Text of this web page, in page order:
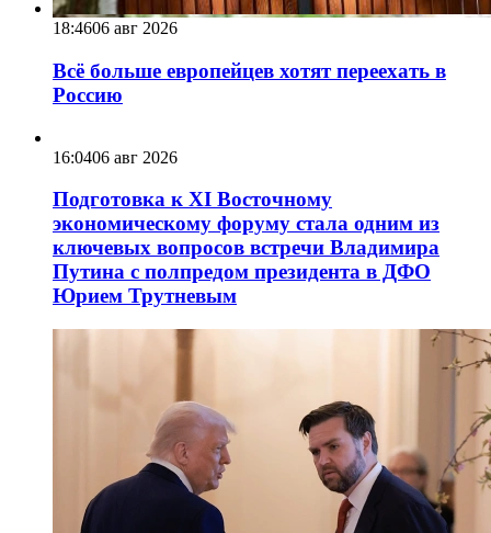
18:4606 авг 2026
Всё больше европейцев хотят переехать в
Россию
16:0406 авг 2026
Подготовка к XI Восточному
экономическому форуму стала одним из
ключевых вопросов встречи Владимира
Путина с полпредом президента в ДФО
Юрием Трутневым